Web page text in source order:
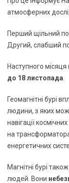
атмосферних
Перший щільний
Другий, слабший
Наступного місяця
до 18 листопада
Геомагнітні бурі
людини, з яких
навігації
на
енергетичних
Магнітні бурі
людей. Вони